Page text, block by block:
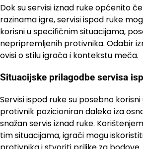
Dok su servisi iznad ruke općenito
razinama igre, servisi ispod ruke
korisni u specifičnim situacijama,
nepripremljenih protivnika. Odabir
ovisi o stilu igrača i kontekstu meča.
Situacijske prilagodbe servisa
Servisi ispod ruke su posebno
protivnik pozicioniran daleko iza
snažan servis iznad ruke.
tim situacijama, igrači mogu